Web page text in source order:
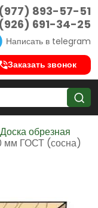
893-57-51
691-34-25
Написать в telegram
Заказать звонок
Доска обрезная
мм ГОСТ (сосна)